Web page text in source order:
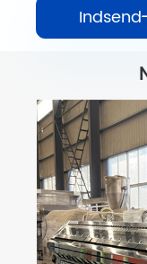
Indsend